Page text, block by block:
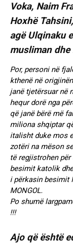
Voka, Naim
Hoxhë
agë Ulqinaku
musliman
Por, personi në
kthenë në
janë tjetërsuar në
hequr dorë nga
që janë bërë më
miliona shqiptar
italisht duke mos
zotëri na mëson
të regjistrohen
besimit katolik
i përkasin besimit
MONGOL.
Po shumë
!!!
Ajo që është